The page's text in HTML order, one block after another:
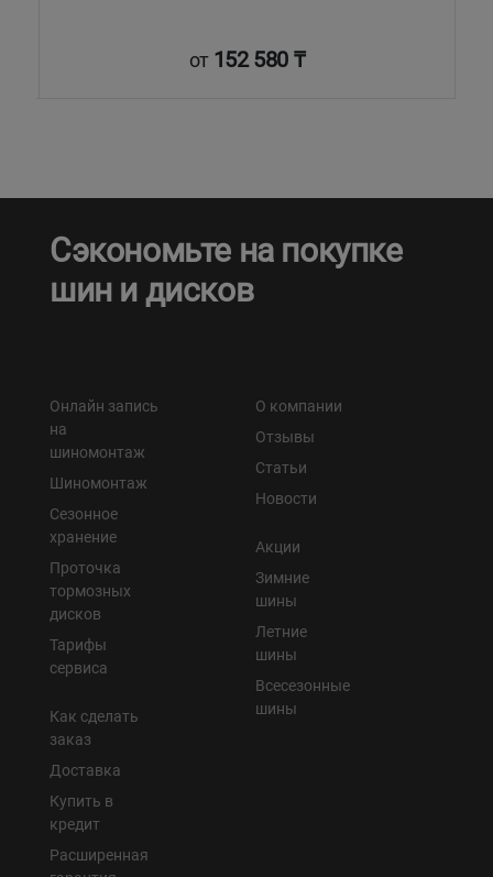
от 152 580 ₸
Сэкономьте на покупке
шин и дисков
Онлайн запись
на
шиномонтаж
Шиномонтаж
Сезонное
хранение
Проточка
тормозных
дисков
Тарифы
сервиса
Как сделать
заказ
Доставка
Купить в
кредит
Расширенная
О компании
Отзывы
Статьи
Новости
Акции
Зимние
шины
Летние
шины
Всесезонные
шины